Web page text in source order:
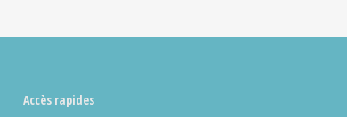
Accès rapides